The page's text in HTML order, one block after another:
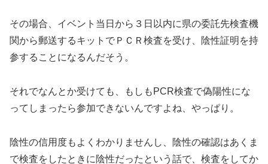
その場合、イベント当日から３日以内に県の委託先検査機
関から郵送するキットでＰＣＲ検査を受け、陰性証明を持
参することになるんだそう。
それでなんとか受けても、もしもPCR検査で偽陽性にな
ってしまったら参加できないんですよね、やっぱり。
陰性の信用度もよくわかりませんし、陰性の確認はあくま
で検査をしたときに陰性だったという話で、検査をしてか